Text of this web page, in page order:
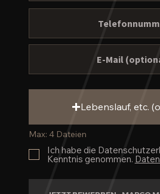
Lebenslauf, etc.
Max: 4 Dateien
Ich habe die
Kenntnis genommen.